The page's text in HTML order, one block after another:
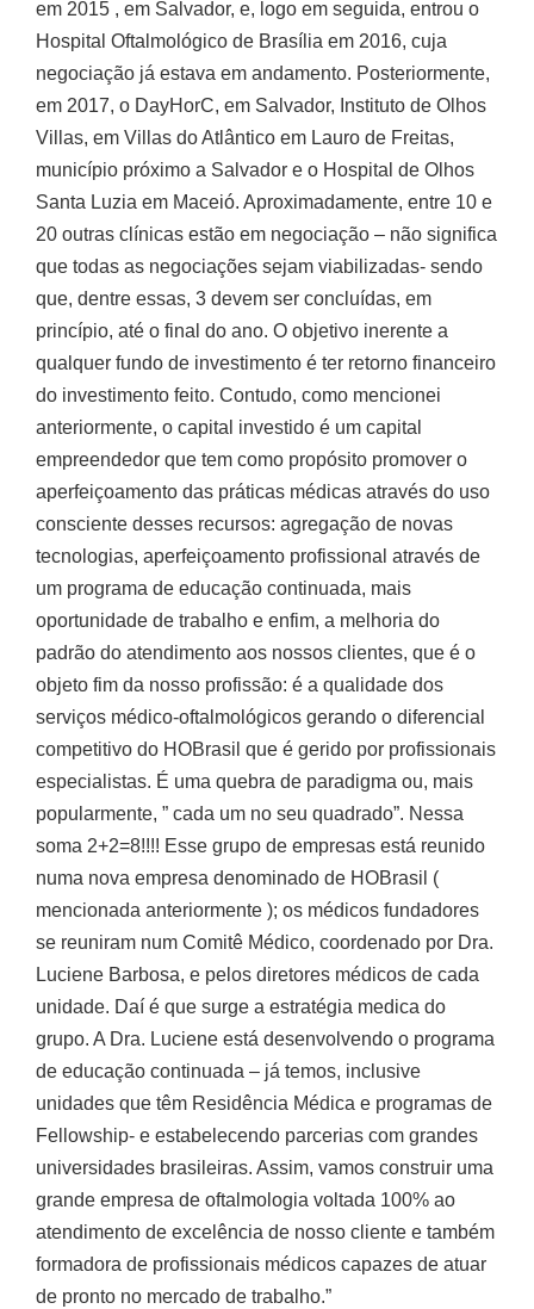
em 2015 , em Salvador, e, logo em seguida, entrou o
Hospital Oftalmológico de Brasília em 2016, cuja
negociação já estava em andamento. Posteriormente,
em 2017, o DayHorC, em Salvador, Instituto de Olhos
Villas, em Villas do Atlântico em Lauro de Freitas,
município próximo a Salvador e o Hospital de Olhos
Santa Luzia em Maceió. Aproximadamente, entre 10 e
20 outras clínicas estão em negociação – não significa
que todas as negociações sejam viabilizadas- sendo
que, dentre essas, 3 devem ser concluídas, em
princípio, até o final do ano. O objetivo inerente a
qualquer fundo de investimento é ter retorno financeiro
do investimento feito. Contudo, como mencionei
anteriormente, o capital investido é um capital
empreendedor que tem como propósito promover o
aperfeiçoamento das práticas médicas através do uso
consciente desses recursos: agregação de novas
tecnologias, aperfeiçoamento profissional através de
um programa de educação continuada, mais
oportunidade de trabalho e enfim, a melhoria do
padrão do atendimento aos nossos clientes, que é o
objeto fim da nosso profissão: é a qualidade dos
serviços médico-oftalmológicos gerando o diferencial
competitivo do HOBrasil que é gerido por profissionais
especialistas. É uma quebra de paradigma ou, mais
popularmente, ” cada um no seu quadrado”. Nessa
soma 2+2=8!!!! Esse grupo de empresas está reunido
numa nova empresa denominado de HOBrasil (
mencionada anteriormente ); os médicos fundadores
se reuniram num Comitê Médico, coordenado por Dra.
Luciene Barbosa, e pelos diretores médicos de cada
unidade. Daí é que surge a estratégia medica do
grupo. A Dra. Luciene está desenvolvendo o programa
de educação continuada – já temos, inclusive
unidades que têm Residência Médica e programas de
Fellowship- e estabelecendo parcerias com grandes
universidades brasileiras. Assim, vamos construir uma
grande empresa de oftalmologia voltada 100% ao
atendimento de excelência de nosso cliente e também
formadora de profissionais médicos capazes de atuar
de pronto no mercado de trabalho.”